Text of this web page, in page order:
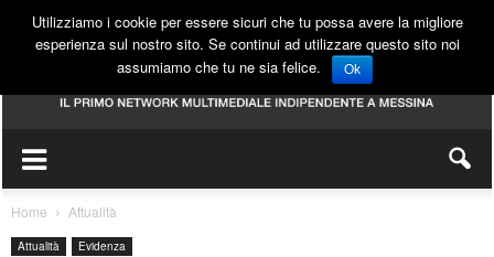
Home Attualità
Attualità Evidenza
Utilizziamo i cookie per essere sicuri che tu possa avere la migliore
esperienza sul nostro sito. Se continui ad utilizzare questo sito noi
assumiamo che tu ne sia felice.
Ok